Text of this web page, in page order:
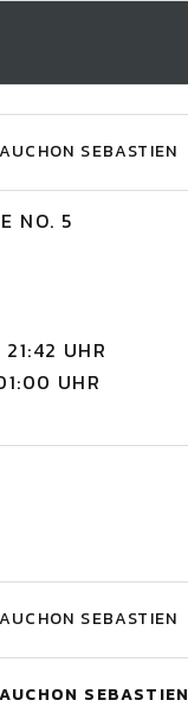
SEBASTIEN
NO. 5
UHR
UHR
SEBASTIEN
SEBASTIEN